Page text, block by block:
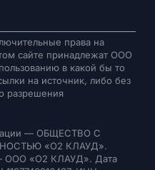
права на
сайте принадлежат ООО
в какой бы то
на источник, либо без
разрешения
— ОБЩЕСТВО С
«О2 КЛАУД».
ООО «О2 КЛАУД». Дата